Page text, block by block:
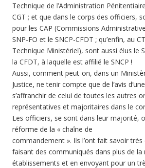
Technique de l’Administration
CGT ; et que dans le corps des officiers,
pour les CAP (Commissions
SNP-FO et le SNCP-CFDT ; qu’enfin, au
Technique Ministériel), sont aussi élus le
la CFDT, à laquelle est affilié le SNCP !
Aussi, comment peut-on, dans un
Justice, ne tenir compte que de l’avis
s’affranchir de celui de toutes les autres
représentatives et majoritaires dans le
Les officiers, se sont dans leur majorité,
réforme de la « chaîne de
commandement ». Ils l’ont fait savoir
faisant des communiqués dans plus de la
établissements et en envoyant pour un